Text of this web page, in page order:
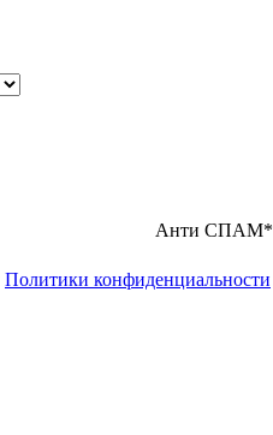
Анти СПАМ*
Политики конфиденциальности